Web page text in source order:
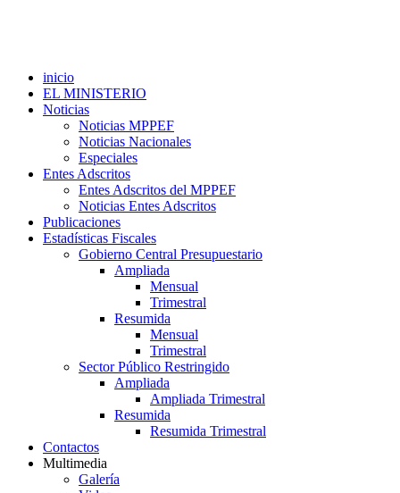
inicio
EL MINISTERIO
Noticias
Noticias MPPEF
Noticias Nacionales
Especiales
Entes Adscritos
Entes Adscritos del MPPEF
Noticias Entes Adscritos
Publicaciones
Estadísticas Fiscales
Gobierno Central Presupuestario
Ampliada
Mensual
Trimestral
Resumida
Mensual
Trimestral
Sector Público Restringido
Ampliada
Ampliada Trimestral
Resumida
Resumida Trimestral
Contactos
Multimedia
Galería